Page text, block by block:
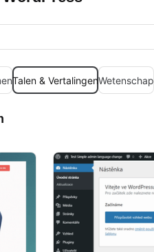
Talen & VertalingenWetenschap